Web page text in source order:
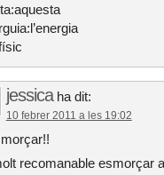
jessica ha dit:
10 febrer 2011 a les 19:02
recomanable esmorçar